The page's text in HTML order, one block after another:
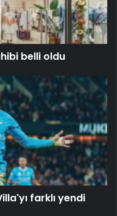
belli oldu
farklı yendi